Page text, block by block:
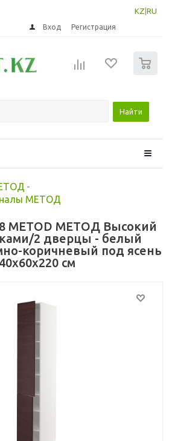
KZ RU
Вход Регистрация
Найти
-
МЕТОД
METOD МЕТОД Высокий
2 дверцы - белый
коричневый под ясень
40x60x220 см